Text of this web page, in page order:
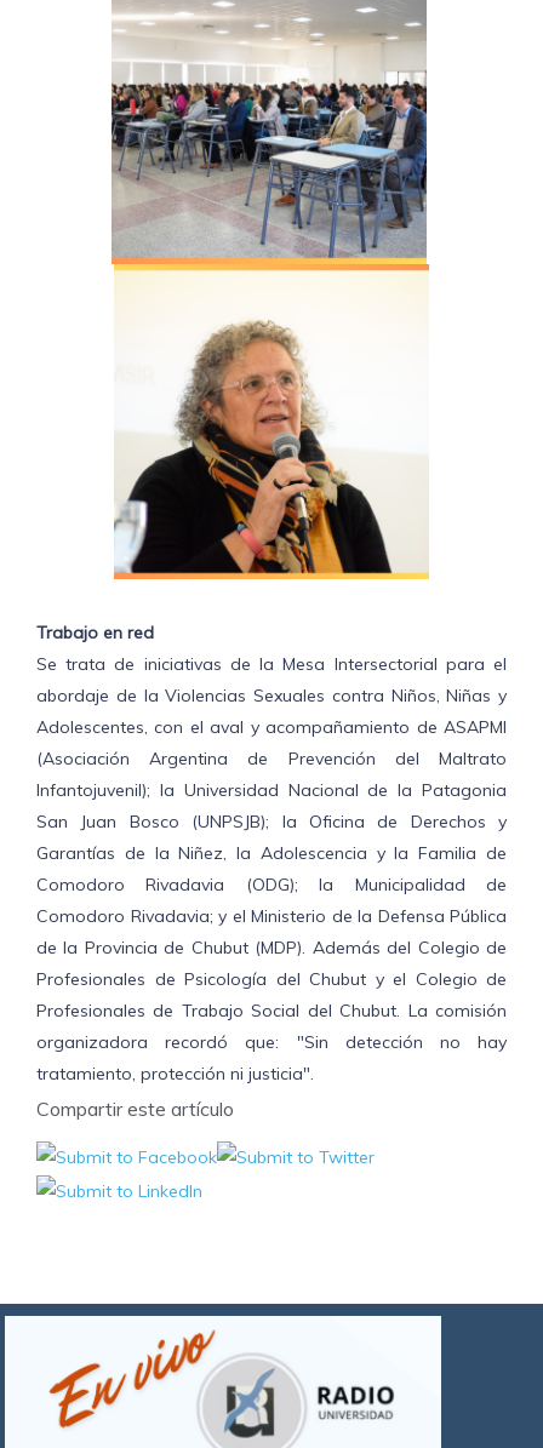
Trabajo en red
Se trata de iniciativas de la Mesa Intersectorial para el
abordaje de la Violencias Sexuales contra Niños, Niñas y
Adolescentes, con el aval y acompañamiento de ASAPMI
(Asociación Argentina de Prevención del Maltrato
Infantojuvenil); la Universidad Nacional de la Patagonia
San Juan Bosco (UNPSJB); la Oficina de Derechos y
Garantías de la Niñez, la Adolescencia y la Familia de
Comodoro Rivadavia (ODG); la Municipalidad de
Comodoro Rivadavia; y el Ministerio de la Defensa Pública
de la Provincia de Chubut (MDP). Además del Colegio de
Profesionales de Psicología del Chubut y el Colegio de
Profesionales de Trabajo Social del Chubut. La comisión
organizadora recordó que: "Sin detección no hay
tratamiento, protección ni justicia".
Compartir este artículo